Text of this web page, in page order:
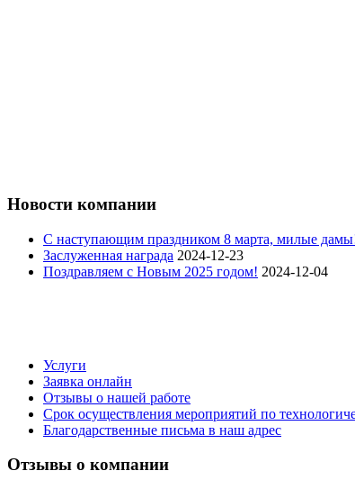
Новости компании
C наступающим праздником 8 марта, милые
Заслуженная награда 2024-12-23
Поздравляем с Новым 2025 годом! 2024-12-04
Услуги
Заявка онлайн
Отзывы о нашей работе
Срок осуществления мероприятий по
Благодарственные письма в наш адрес
Отзывы о компании